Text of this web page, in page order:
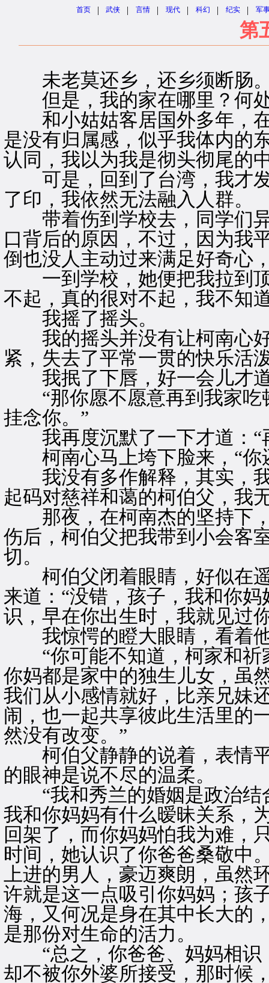
首页 | 武侠 | 言情 | 现代 | 科幻 | 纪实 | 军
第
未老莫还乡，还乡须断肠
但是，我的家在哪里？何
和小姑姑客居国外多年，在
是没有归属感，似乎我体内的
认同，我以为我是彻头彻尾的
可是，回到了台湾，我才发
了印，我依然无法融入人群。
带着伤到学校去，同学们异
口背后的原因，不过，因为我
倒也没人主动过来满足好奇心
一到学校，她便把我拉到顶
不起，真的很对不起，我不知
我摇了摇头。
我的摇头并没有让柯南心好
紧，失去了平常一贯的快乐活
我抿了下唇，好一会儿才道
“那你愿不愿意再到我家吃
挂念你。”
我再度沉默了一下才道：“
柯南心马上垮下脸来，“你
我没有多作解释，其实，我
起码对慈祥和蔼的柯伯父，我
那夜，在柯南杰的坚持下，
伤后，柯伯父把我带到小会客
切。
柯伯父闭着眼睛，好似在遥
来道：“没错，孩子，我和你
识，早在你出生时，我就见过
我惊愕的瞪大眼睛，看着
“你可能不知道，柯家和祈
你妈都是家中的独生儿女，虽
我们从小感情就好，比亲兄妹
闹，也一起共享彼此生活里的
然没有改变。”
柯伯父静静的说着，表情平
的眼神是说不尽的温柔。
“我和秀兰的婚姻是政治结
我和你妈妈有什么暧昧关系，
回架了，而你妈妈怕我为难，
时间，她认识了你爸爸桑敬中
上进的男人，豪迈爽朗，虽然
许就是这一点吸引你妈妈；孩
海，又何况是身在其中长大的
是那份对生命的活力。
“总之，你爸爸、妈妈相识
却不被你外婆所接受，那时候